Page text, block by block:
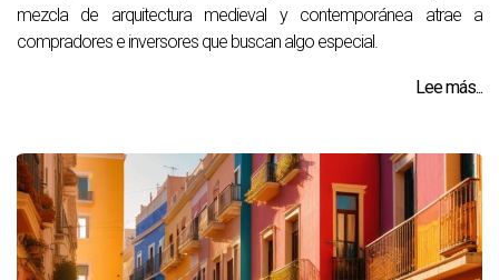
mezcla de arquitectura medieval y contemporánea atrae a
compradores e inversores que buscan algo especial.
Lee más...